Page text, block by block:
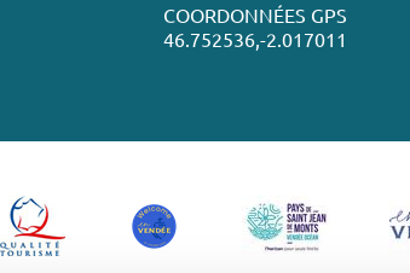
COORDONNÉES GPS
46.752536,-2.017011